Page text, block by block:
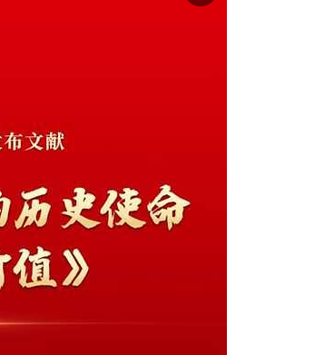
미